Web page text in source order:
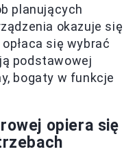
planujących
okazuje się
się wybrać
podstawowej
bogaty w funkcje
opiera się